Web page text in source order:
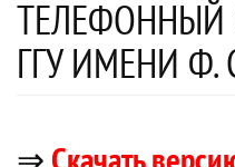
ТЕЛЕФОННЫЙ
ГГУ ИМЕНИ